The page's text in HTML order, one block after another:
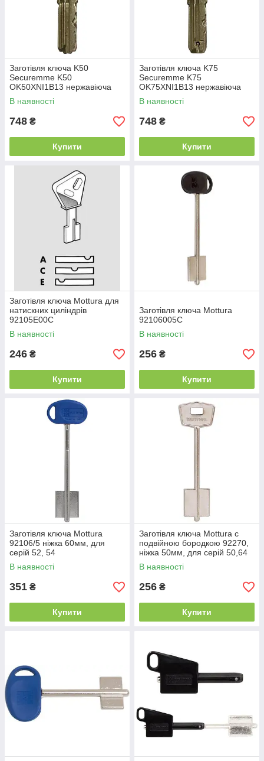
Заготівля ключа K50
Securemme K50
OK50XNI1B13 нержавіюча
сталь
В наявності
748 ₴
Купити
Заготівля ключа K75
Securemme K75
OK75XNI1B13 нержавіюча
сталь
В наявності
748 ₴
Купити
Заготівля ключа Mottura для
натискних циліндрів
92105E00C
В наявності
246 ₴
Купити
Заготівля ключа Mottura
92106005C
В наявності
256 ₴
Купити
Заготівля ключа Mottura
92106/5 ніжка 60мм, для
серій 52, 54
В наявності
351 ₴
Купити
Заготівля ключа Mottura с
подвійною бородкою 92270,
ніжка 50мм, для серій 50,64
В наявності
256 ₴
Купити